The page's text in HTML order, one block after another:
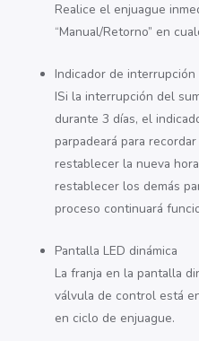
Realice el enjuague
“Manual/Retorno” en
Indicador de
ISi la interrupción del
durante 3 días, el
parpadeará para
restablecer la nueva
restablecer los demás
proceso continuará
Pantalla LED dinámica
La franja en la pantalla
válvula de control está
en ciclo de enjuague.